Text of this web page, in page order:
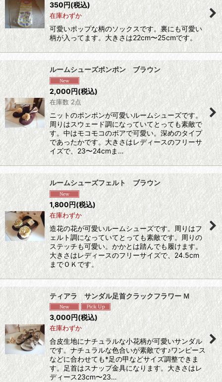
350円(税込)
在庫わずか
可愛いポップな柄のソックスです。裏にも可愛い
柄が入ってます。大きさは22cm〜25cmです。
ルームシューズポンポン ブラウン
2,000円(税込)
在庫数 2点
ニットのポンポンが可愛いルームシューズです。
周りはスウェード調になっていてとっても素敵で
す。中はモコモコのボアで可愛い。深めのタイプ
であったかです。大きさはレディースのフリーサ
イズで、23〜24cmま…
ルームシューズフェルト ブラウン
1,800円(税込)
在庫わずか
造花の花が可愛いルームシューズです。周りはフ
ェルト調になっていてとっても素敵です。周りの
ステッチも可愛い。かかとは踏んでも履けます。
大きさはレディースのフリーサイズで、24.5cm
までＯＫです。
ティアラ サンダル足首クラックフラワー Ｍ
3,000円(税込)
在庫わずか
合皮生地にナチュラルな小花柄が可愛いサンダル
です。ナチュラルな色合いが素敵です♪ワンピース
などに合わせても*足の甲などサイズ調整できま
す。足首はスナップ金具になります。大きさはレ
ディース23cm〜23…